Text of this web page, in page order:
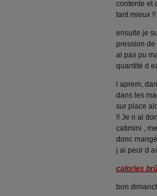
contente et
tant mieux !!
ensuite je
pression
ai pas pu
quantité d
l aprem,
dans les
sur place
!! Je n ai
catimini ,
donc
j ai peur d
calories
bon